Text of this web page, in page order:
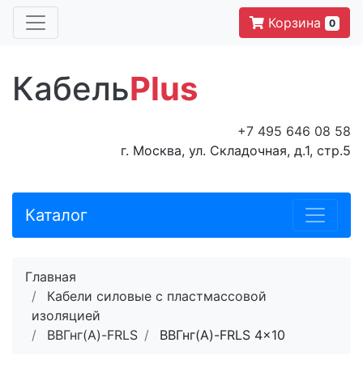
Корзина 0
КабельPlus
+7 495 646 08 58
г. Москва, ул. Складочная, д.1, стр.5
Каталог
Главная
Кабели силовые с пластмассовой
изоляцией
ВВГнг(A)-FRLS
ВВГнг(A)-FRLS 4x10